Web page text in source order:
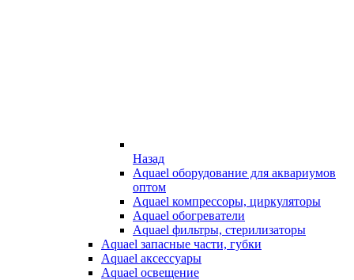
Назад
Aquael оборудование для аквариумов
оптом
Aquael компрессоры, циркуляторы
Aquael обогреватели
Aquael фильтры, стерилизаторы
Aquael запасные части, губки
Aquael аксессуары
Aquael освещение